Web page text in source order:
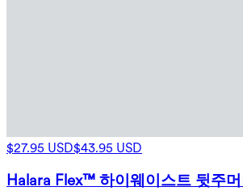
$27.95 USD$43.95 USD
Halara Flex™ 하이웨이스트 뒷주